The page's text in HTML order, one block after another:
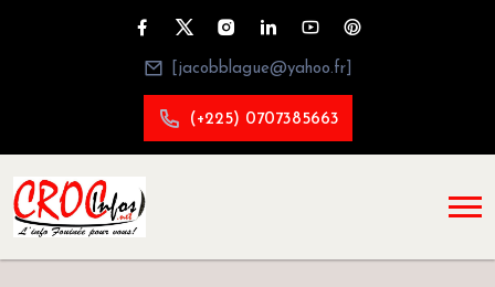
[jacobblague@yahoo.fr]
(+225) 0707385663